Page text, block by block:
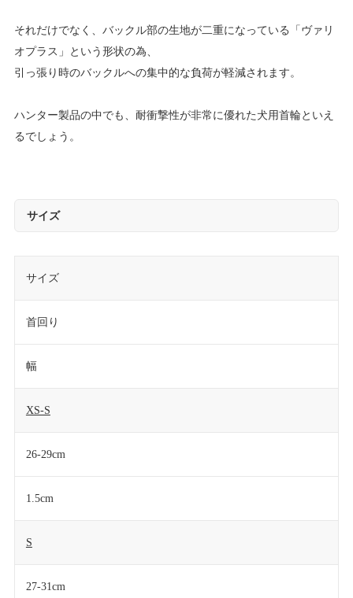
それだけでなく、バックル部の生地が二重になっている「ヴァリ
オプラス」という形状の為、
引っ張り時のバックルへの集中的な負荷が軽減されます。
ハンター製品の中でも、耐衝撃性が非常に優れた犬用首輪といえ
るでしょう。
サイズ
サイズ
首回り
幅
XS-S
26-29cm
1.5cm
S
27-31cm